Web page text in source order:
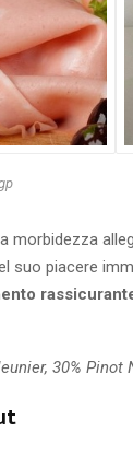
morbidezza
suo piacere
30% Pinot